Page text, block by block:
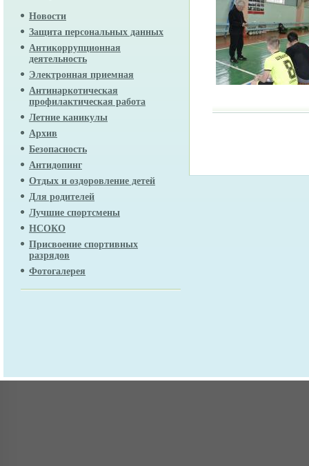
Новости
Защита персональных данных
Антикоррупционная
деятельность
Электронная приемная
Антинаркотическая
профилактическая работа
Летние каникулы
Архив
Безопасность
Антидопинг
Отдых и оздоровление детей
Для родителей
Лучшие спортсмены
НСОКО
Присвоение спортивных
разрядов
Фотогалерея